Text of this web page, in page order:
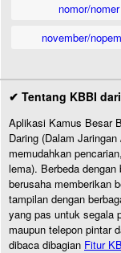
nomor/nomer
november/
✔ Tentang KBBI
Aplikasi Kamus Besar
Daring (Dalam Jaringan
memudahkan
lema). Berbeda
berusaha memberikan
tampilan dengan
yang pas untuk segala
maupun telepon pintar
dibaca dibagian Fitur